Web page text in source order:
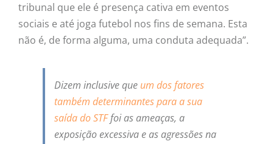
tribunal que ele é presença cativa em eventos
sociais e até joga futebol nos fins de semana. Esta
não é, de forma alguma, uma conduta adequada”.
Dizem inclusive que um dos fatores
também determinantes para a sua
saída do STFfoi as ameaças, a
exposição excessiva e as agressões na